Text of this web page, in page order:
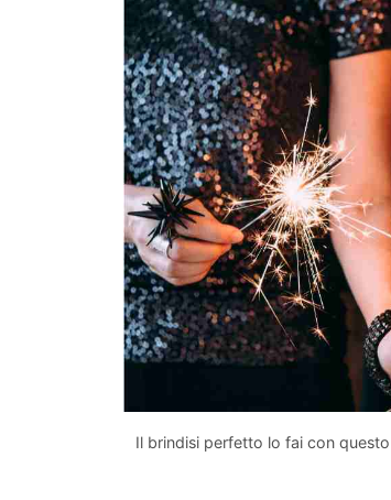
Il brindisi perfetto lo fai con